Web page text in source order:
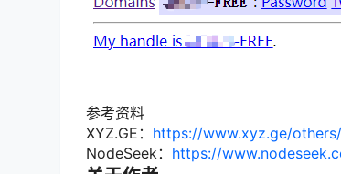
参考资料
XYZ.GE： https://www.xyz.ge/
NodeSeek： https://